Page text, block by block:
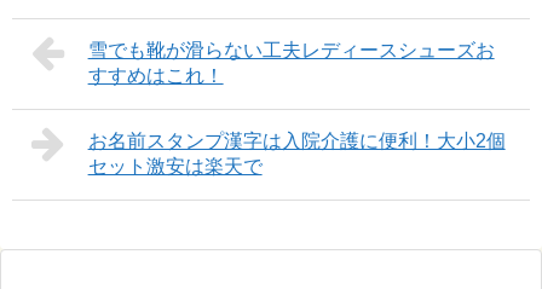
雪でも靴が滑らない工夫レディースシューズお
すすめはこれ！
お名前スタンプ漢字は入院介護に便利！大小2個
セット激安は楽天で